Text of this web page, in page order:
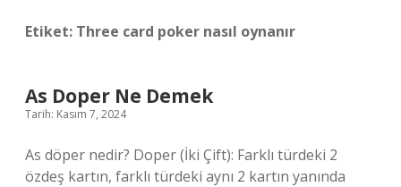
Etiket: Three card poker nasıl oynanır
As Doper Ne Demek
Tarih: Kasım 7, 2024
As döper nedir? Doper (İki Çift): Farklı türdeki 2
özdeş kartın, farklı türdeki aynı 2 kartın yanında